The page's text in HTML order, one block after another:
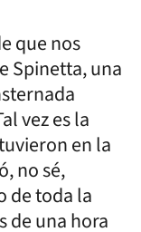
que nos
Spinetta, una
vez es la
en la
no sé,
de toda la
de una hora